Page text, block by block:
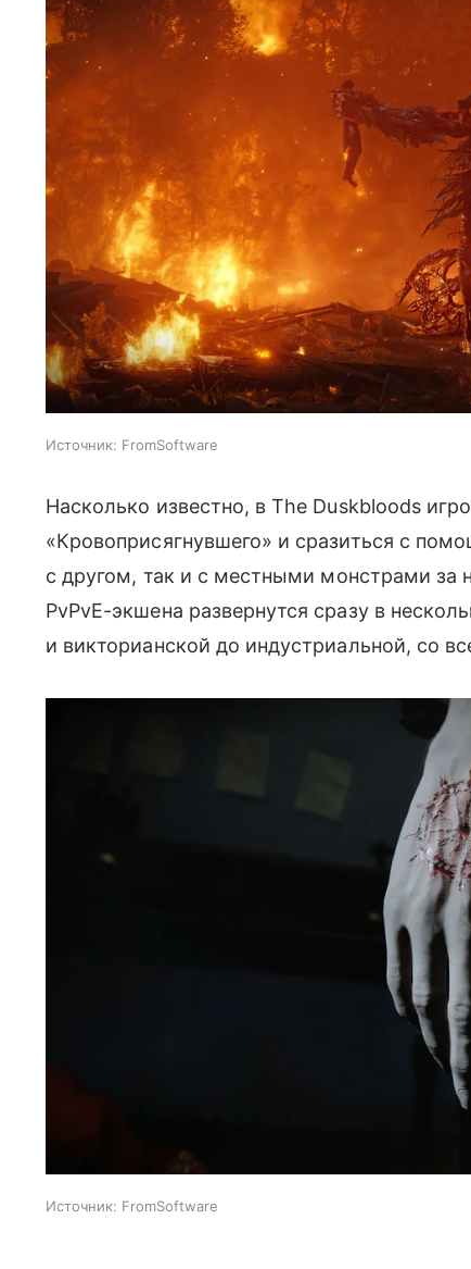
Источник: FromSoftware
Насколько известно, в The Duskbloods
«Кровоприсягнувшего» и сразиться с
с другом, так и с местными монстрами
PvPvE-экшена развернутся сразу в
и викторианской до индустриальной, со
Источник: FromSoftware